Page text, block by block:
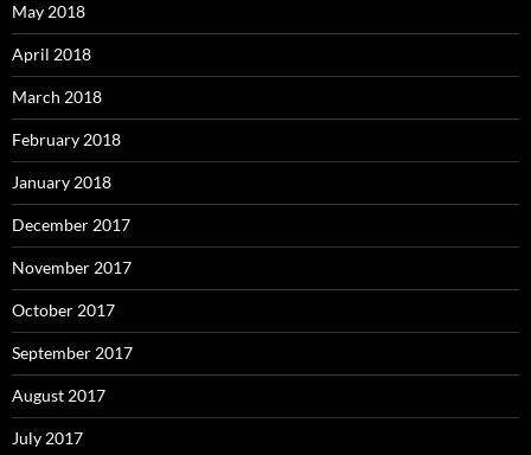
May 2018
April 2018
March 2018
February 2018
January 2018
December 2017
November 2017
October 2017
September 2017
August 2017
July 2017